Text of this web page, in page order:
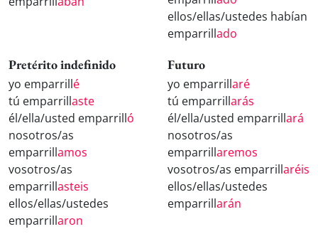
ellos/ellas/ustedes habían
emparrillado
Pretérito indefinido
yo emparrillé
tú emparrillaste
él/ella/usted emparrilló
nosotros/as
emparrillamos
vosotros/as
emparrillasteis
ellos/ellas/ustedes
emparrillaron
Futuro
yo emparrillaré
tú emparrillarás
él/ella/usted emparrillará
nosotros/as
emparrillaremos
vosotros/as emparrillaréis
ellos/ellas/ustedes
emparrillarán